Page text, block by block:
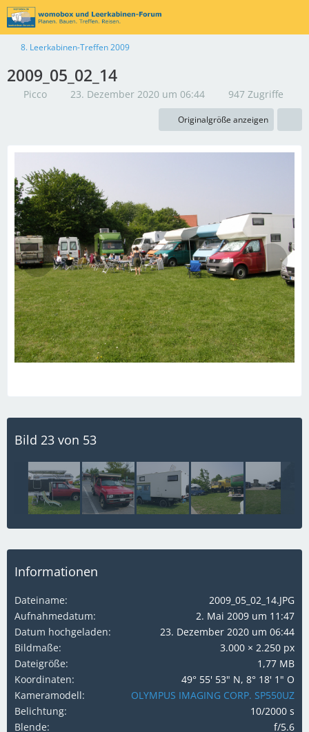
8. Leerkabinen-Treffen 2009
2009_05_02_14
Picco 23. Dezember 2020 um 06:44 947 Zugriffe
Originalgröße anzeigen
Bild 23 von 53
Informationen
Dateiname
2009_05_02_14.JPG
Aufnahmedatum
2. Mai 2009 um 11:47
Datum hochgeladen
23. Dezember 2020 um 06:44
Bildmaße
3.000 × 2.250 px
Dateigröße
1,77 MB
Koordinaten
49° 55' 53" N, 8° 18' 1" O
Kameramodell
OLYMPUS IMAGING CORP. SP550UZ
Belichtung
10/2000 s
Blende
f/5.6